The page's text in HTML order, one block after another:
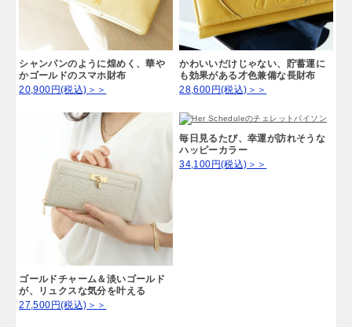
シャンパンのように煌めく、華や
かゴールドのスマホ財布
20,900円(税込)＞＞
かわいいだけじゃない、貯蓄運に
も効果がある才色兼備な長財布
28,600円(税込)＞＞
ゴールドチャーム＆淡いゴールド
が、リュクスな気分を叶える
27,500円(税込)＞＞
毎日見るたび、幸運が訪れそうな
ハッピーカラー
34,100円(税込)＞＞